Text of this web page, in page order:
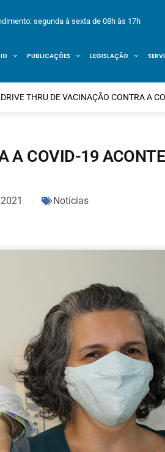
segunda à sexta de 08h às 17h
PUBLICAÇÕES LEGISLAÇÃO
DRIVE THRU DE VACINAÇÃO CONTRA A
A COVID-19
Notícias